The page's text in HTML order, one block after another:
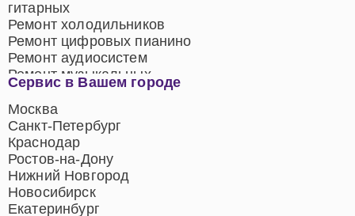
Сервис в Вашем городе
Москва
Санкт-Петербург
Краснодар
Ростов-на-Дону
Нижний Новгород
Новосибирск
Екатеринбург
гитарных
Ремонт холодильников
Ремонт цифровых пианино
Ремонт аудиосистем
Ремонт музыкальных
центров
Ремонт домашних
кинотеатров
Ремонт микрофонов
Ремонт акустических
систем